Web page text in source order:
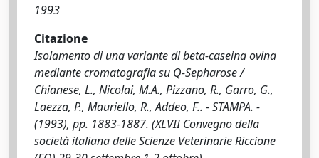
1993
Citazione
Isolamento di una variante di beta-caseina ovina
mediante cromatografia su Q-Sepharose /
Chianese, L., Nicolai, M.A., Pizzano, R., Garro, G.,
Laezza, P., Mauriello, R., Addeo, F.. - STAMPA. -
(1993), pp. 1883-1887. (XLVII Convegno della
società italiana delle Scienze Veterinarie Riccione